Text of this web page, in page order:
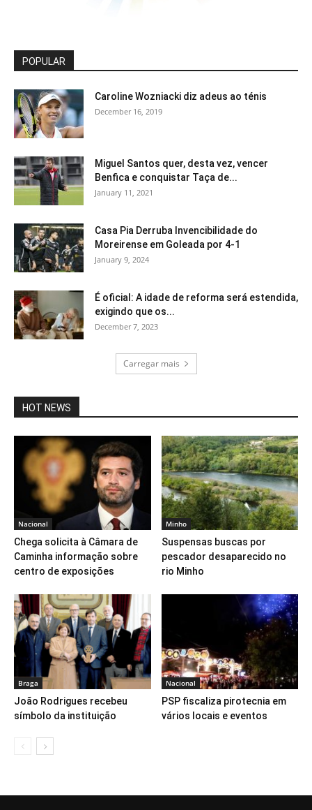
POPULAR
Caroline Wozniacki diz adeus ao ténis
December 16, 2019
Miguel Santos quer, desta vez, vencer
Benfica e conquistar Taça de...
January 11, 2021
Casa Pia Derruba Invencibilidade do
Moreirense em Goleada por 4-1
January 9, 2024
É oficial: A idade de reforma será estendida,
exigindo que os...
December 7, 2023
Carregar mais
HOT NEWS
Nacional
Chega solicita à Câmara de
Caminha informação sobre
centro de exposições
Minho
Suspensas buscas por
pescador desaparecido no
rio Minho
Braga
João Rodrigues recebeu
símbolo da instituição
Nacional
PSP fiscaliza pirotecnia em
vários locais e eventos